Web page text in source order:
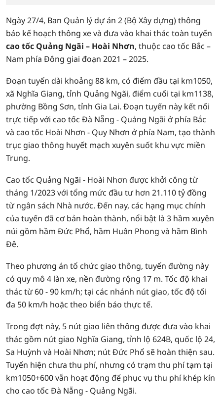
Ngày 27/4, Ban Quản lý dự án 2 (Bộ Xây dựng) thông
báo kế hoạch thông xe và đưa vào khai thác toàn tuyến
cao tốc Quảng Ngãi – Hoài Nhơn, thuộc cao tốc Bắc –
Nam phía Đông giai đoạn 2021 – 2025.
Đoạn tuyến dài khoảng 88 km, có điểm đầu tại km1050,
xã Nghĩa Giang, tỉnh Quảng Ngãi, điểm cuối tại km1138,
phường Bồng Sơn, tỉnh Gia Lai. Đoạn tuyến này kết nối
trực tiếp với cao tốc Đà Nẵng - Quảng Ngãi ở phía Bắc
và cao tốc Hoài Nhơn - Quy Nhơn ở phía Nam, tạo thành
trục giao thông huyết mạch xuyên suốt khu vực miền
Trung.
Cao tốc Quảng Ngãi - Hoài Nhơn được khởi công từ
tháng 1/2023 với tổng mức đầu tư hơn 21.110 tỷ đồng
từ ngân sách Nhà nước. Đến nay, các hạng mục chính
của tuyến đã cơ bản hoàn thành, nổi bật là 3 hầm xuyên
núi gồm hầm Đức Phổ, hầm Huân Phong và hầm Bình
Đê.
Theo phương án tổ chức giao thông, tuyến đường này
có quy mô 4 làn xe, nền đường rộng 17 m. Tốc độ khai
thác từ 60 - 90 km/h; tại các nhánh nút giao, tốc độ tối
đa 50 km/h hoặc theo biển báo thực tế.
Trong đợt này, 5 nút giao liên thông được đưa vào khai
thác gồm nút giao Nghĩa Giang, tỉnh lộ 624B, quốc lộ 24,
Sa Huỳnh và Hoài Nhơn; nút Đức Phổ sẽ hoàn thiện sau.
Tuyến hiện chưa thu phí, nhưng có trạm thu phí tạm tại
km1050+600 vẫn hoạt động để phục vụ thu phí khép kín
cho cao tốc Đà Nẵng - Quảng Ngãi.